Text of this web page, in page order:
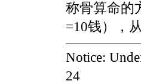
称骨算命的
=10钱），
Notice:
24